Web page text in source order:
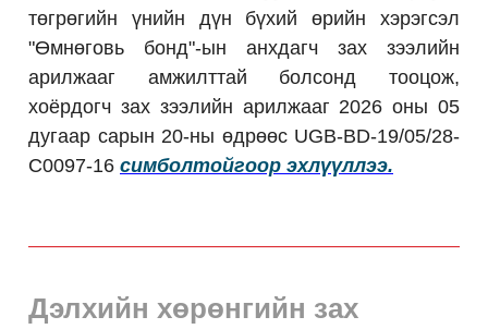
төгрөгийн үнийн дүн бүхий өрийн хэрэгсэл
"Өмнөговь бонд"-ын анхдагч зах зээлийн
арилжааг амжилттай болсонд тооцож,
хоёрдогч зах зээлийн арилжааг 2026 оны 05
дугаар сарын 20-ны өдрөөс UGB-BD-19/05/28-
C0097-16 симболтойгоор эхлүүллээ.
Дэлхийн хөрөнгийн зах